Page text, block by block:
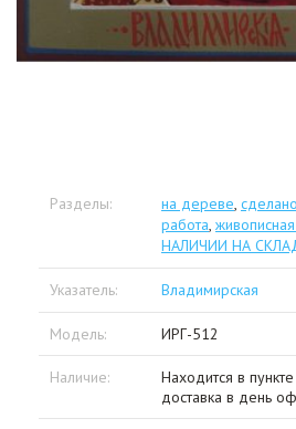
Разделы: на дереве,
работа,
НАЛИЧИИ НА
Указатель: Владимирская
Модель: ИРГ-512
Наличие:
Находится в
доставка в день